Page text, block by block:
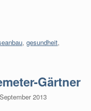
, gesundheit,
Gärtner
2013